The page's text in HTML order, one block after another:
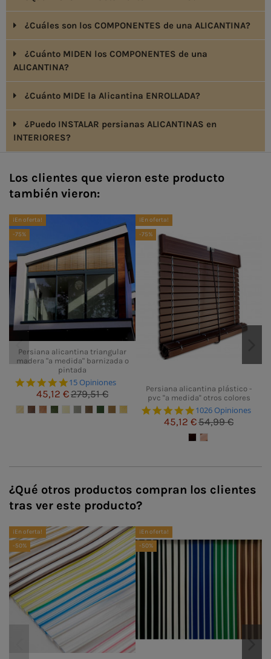
¿Cuáles son los COMPONENTES de una ALICANTINA?
¿Cuánto MIDEN los COMPONENTES de una
ALICANTINA?
¿Cuánto MIDE la Alicantina ENROLLADA?
¿Puedo INSTALAR persianas ALICANTINAS en
INTERIORES?
Los clientes que vieron este producto
también vieron:
¡En oferta!
-75%
Persiana alicantina triangular
madera "a medida" barnizada o
pintada
5.0 star rating
15 Opiniones
45,12 €279,51 €
¡En oferta!
-75%
Persiana alicantina plástico -
pvc ''a medida'' otros colores
4.8 star rating
1026 Opiniones
45,12 €54,99 €
¿Qué otros productos compran los clientes
tras ver este producto?
¡En oferta!
-50%
¡En oferta!
-50%